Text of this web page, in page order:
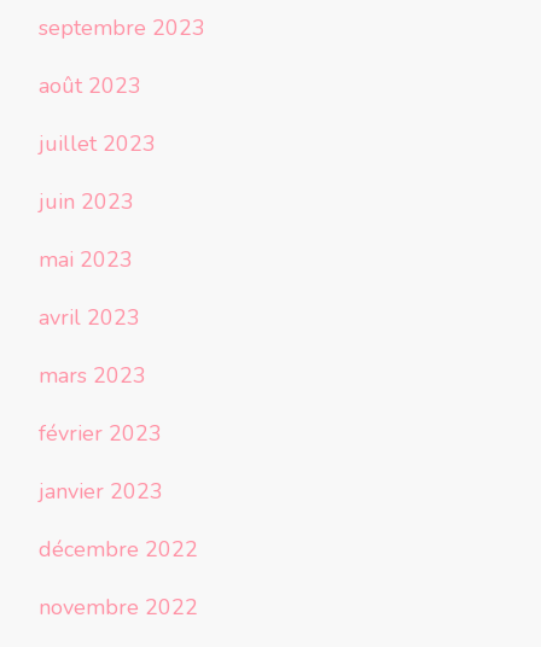
septembre 2023
août 2023
juillet 2023
juin 2023
mai 2023
avril 2023
mars 2023
février 2023
janvier 2023
décembre 2022
novembre 2022